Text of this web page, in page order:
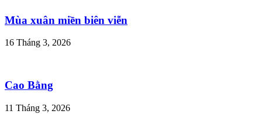
Mùa xuân miền biên viễn
16 Tháng 3, 2026
Cao Bằng
11 Tháng 3, 2026